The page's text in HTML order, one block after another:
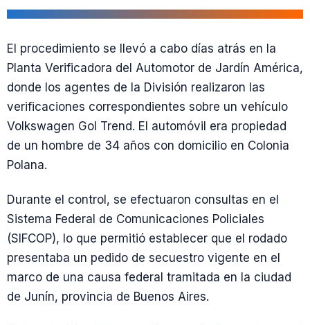
El procedimiento se llevó a cabo días atrás en la
Planta Verificadora del Automotor de Jardín América,
donde los agentes de la División realizaron las
verificaciones correspondientes sobre un vehículo
Volkswagen Gol Trend. El automóvil era propiedad
de un hombre de 34 años con domicilio en Colonia
Polana.
Durante el control, se efectuaron consultas en el
Sistema Federal de Comunicaciones Policiales
(SIFCOP), lo que permitió establecer que el rodado
presentaba un pedido de secuestro vigente en el
marco de una causa federal tramitada en la ciudad
de Junín, provincia de Buenos Aires.